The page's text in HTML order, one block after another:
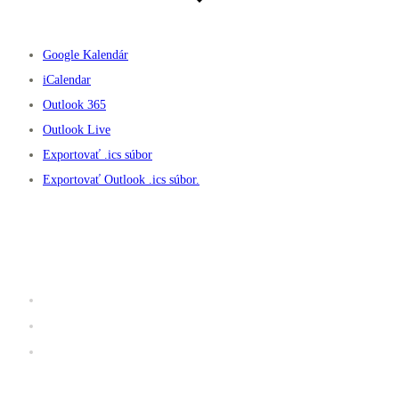
Google Kalendár
iCalendar
Outlook 365
Outlook Live
Exportovať .ics súbor
Exportovať Outlook .ics súbor.